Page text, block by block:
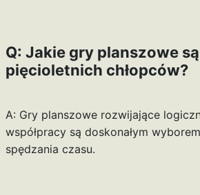
Q: Jakie gry planszowe
pięcioletnich chłopców?
A: Gry planszowe rozwijające
współpracy są doskonałym
spędzania czasu.